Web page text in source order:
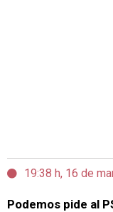
19:38 h, 16 de
Podemos pide al